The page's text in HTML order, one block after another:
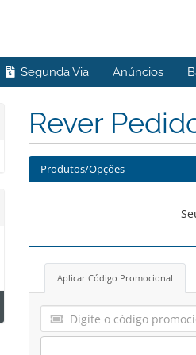
Segunda Via Anúncios
Rever
Produtos/Opções
Aplicar Código Promocional